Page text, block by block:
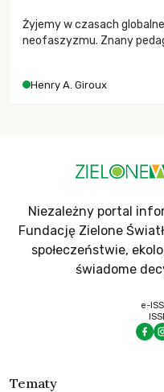
Żyjemy w czasach
neofaszyzmu. Znany
wychowają świadomych
Henry A. Giroux
Niezależny portal
Fundację Zielone
społeczeństwie,
świadome
e-
Tematy